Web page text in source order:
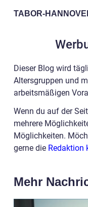
TABOR-
Dieser Blog wird
Altersgruppen und
arbeitsmäßigen
Wenn du auf der
mehrere
Möglichkeiten.
gerne die Redaktion
Mehr